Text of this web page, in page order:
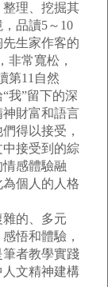
理、挖掘其
品讀5～10
生家作客的
非常寬松，
第11自然
我”留下的深
財富和語言
得以接受，
接受到的綜
感體驗融
個人的人格
的、多元
悟和體驗，
者教學實踐
文精神建構